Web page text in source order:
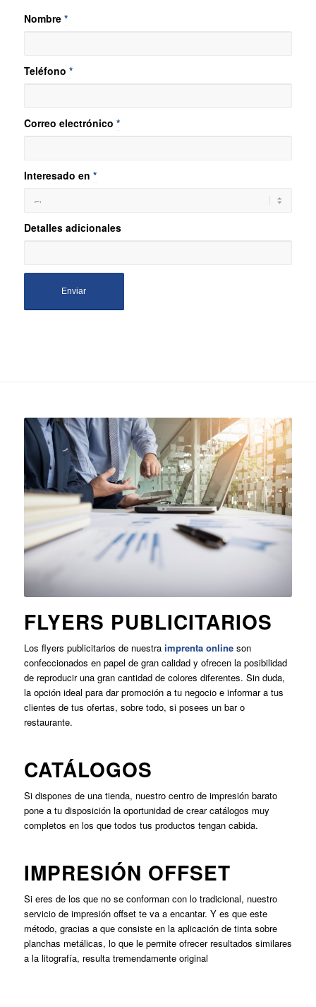
Nombre *
Teléfono *
Correo electrónico *
Interesado en *
Detalles adicionales
FLYERS PUBLICITARIOS
Los flyers publicitarios de nuestra imprenta onlineson
confeccionados en papel de gran calidad y ofrecen la posibilidad
de reproducir una gran cantidad de colores diferentes. Sin duda,
la opción ideal para dar promoción a tu negocio e informar a tus
clientes de tus ofertas, sobre todo, si posees un bar o
restaurante.
CATÁLOGOS
Si dispones de una tienda, nuestro centro de impresión barato
pone a tu disposición la oportunidad de crear catálogos muy
completos en los que todos tus productos tengan cabida.
IMPRESIÓN OFFSET
Si eres de los que no se conforman con lo tradicional, nuestro
servicio de impresión offset te va a encantar. Y es que este
método, gracias a que consiste en la aplicación de tinta sobre
planchas metálicas, lo que le permite ofrecer resultados similares
a la litografía, resulta tremendamente original